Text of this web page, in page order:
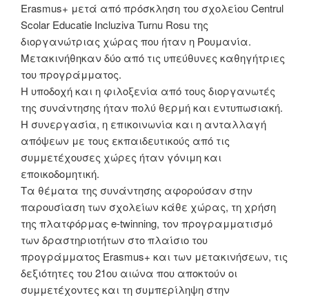
Erasmus+ μετά από πρόσκληση του σχολείου Centrul
Scolar Educatie Incluziva Turnu Rosu της
διοργανώτριας χώρας που ήταν η Ρουμανία.
Μετακινήθηκαν δύο από τις υπεύθυνες καθηγήτριες
του προγράμματος.
Η υποδοχή και η φιλοξενία από τους διοργανωτές
της συνάντησης ήταν πολύ θερμή και εντυπωσιακή.
Η συνεργασία, η επικοινωνία και η ανταλλαγή
απόψεων με τους εκπαιδευτικούς από τις
συμμετέχουσες χώρες ήταν γόνιμη και
εποικοδομητική.
Τα θέματα της συνάντησης αφορούσαν στην
παρουσίαση των σχολείων κάθε χώρας, τη χρήση
της πλατφόρμας e-twinning, τον προγραμματισμό
των δραστηριοτήτων στο πλαίσιο του
προγράμματος Erasmus+ και των μετακινήσεων, τις
δεξιότητες του 21ου αιώνα που αποκτούν οι
συμμετέχοντες και τη συμπερίληψη στην